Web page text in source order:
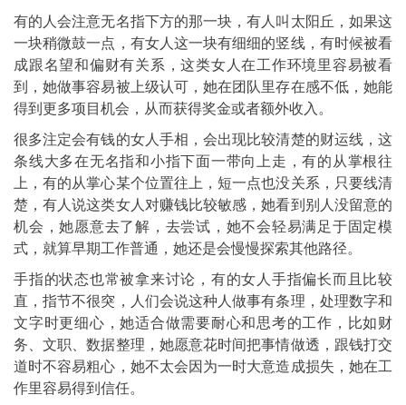
有的人会注意无名指下方的那一块，有人叫太阳丘，如果这
一块稍微鼓一点，有女人这一块有细细的竖线，有时候被看
成跟名望和偏财有关系，这类女人在工作环境里容易被看
到，她做事容易被上级认可，她在团队里存在感不低，她能
得到更多项目机会，从而获得奖金或者额外收入。
很多注定会有钱的女人手相，会出现比较清楚的财运线，这
条线大多在无名指和小指下面一带向上走，有的从掌根往
上，有的从掌心某个位置往上，短一点也没关系，只要线清
楚，有人说这类女人对赚钱比较敏感，她看到别人没留意的
机会，她愿意去了解，去尝试，她不会轻易满足于固定模
式，就算早期工作普通，她还是会慢慢探索其他路径。
手指的状态也常被拿来讨论，有的女人手指偏长而且比较
直，指节不很突，人们会说这种人做事有条理，处理数字和
文字时更细心，她适合做需要耐心和思考的工作，比如财
务、文职、数据整理，她愿意花时间把事情做透，跟钱打交
道时不容易粗心，她不太会因为一时大意造成损失，她在工
作里容易得到信任。